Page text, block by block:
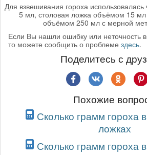
Для взвешивания гороха
5 мл, столовая ложка объёмом 15 мл
объёмом 250 мл с мерной
Если Вы нашли ошибку или неточность в
то можете сообщить о проблеме здесь.
Поделитесь с
Похожие
Сколько грамм гороха
ложках
Сколько грамм гороха